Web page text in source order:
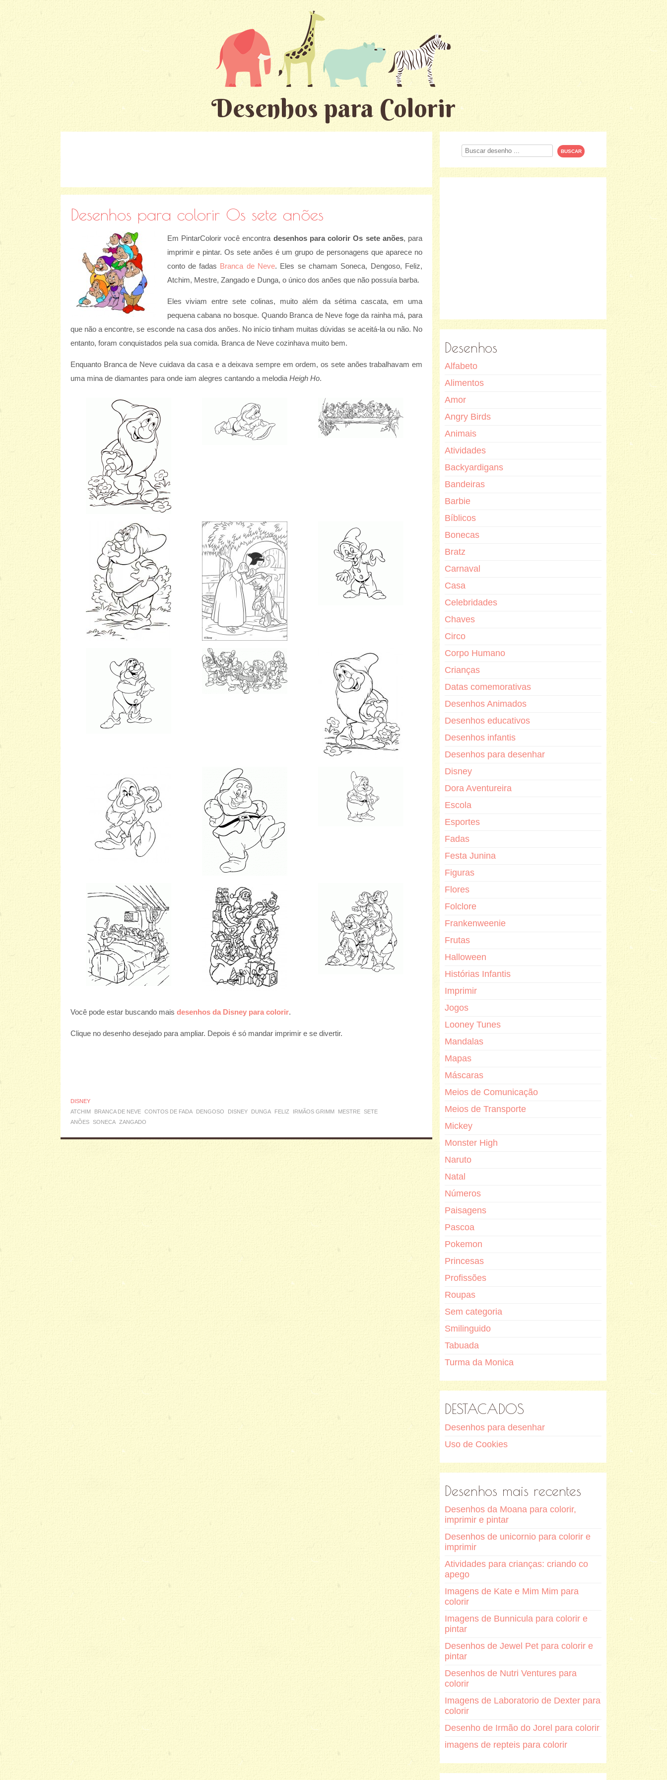
Desenhos para Colorir
Desenhos para colorir Os sete anões
Em PintarColorir você encontra desenhos para colorir Os sete anões, para
imprimir e pintar. Os sete anões é um grupo de personagens que aparece no
conto de fadas Branca de Neve. Eles se chamam Soneca, Dengoso, Feliz,
Atchim, Mestre, Zangado e Dunga, o único dos anões que não possuía barba.
Eles viviam entre sete colinas, muito além da sétima cascata, em uma
pequena cabana no bosque. Quando Branca de Neve foge da rainha má, para
que não a encontre, se esconde na casa dos anões. No início tinham muitas dúvidas se aceitá-la ou não. No
entanto, foram conquistados pela sua comida. Branca de Neve cozinhava muito bem.
Enquanto Branca de Neve cuidava da casa e a deixava sempre em ordem, os sete anões trabalhavam em
uma mina de diamantes para onde iam alegres cantando a melodia Heigh Ho.
Você pode estar buscando mais desenhos da Disney para colorir.
Clique no desenho desejado para ampliar. Depois é só mandar imprimir e se divertir.
DISNEY
ATCHIM
BRANCA DE NEVE CONTOS DE FADA DENGOSO DISNEY DUNGA FELIZ IRMÃOS GRIMM MESTRE SETE
ANÕES SONECA ZANGADO
Procurar
Desenhos
Alfabeto
Alimentos
Amor
Angry Birds
Animais
Atividades
Backyardigans
Bandeiras
Barbie
Bíblicos
Bonecas
Bratz
Carnaval
Casa
Celebridades
Chaves
Circo
Corpo Humano
Crianças
Datas comemorativas
Desenhos Animados
Desenhos educativos
Desenhos infantis
Desenhos para desenhar
Disney
Dora Aventureira
Escola
Esportes
Fadas
Festa Junina
Figuras
Flores
Folclore
Frankenweenie
Frutas
Halloween
Histórias Infantis
Imprimir
Jogos
Looney Tunes
Mandalas
Mapas
Máscaras
Meios de Comunicação
Meios de Transporte
Mickey
Monster High
Naruto
Natal
Números
Paisagens
Pascoa
Pokemon
Princesas
Profissões
Roupas
Sem categoria
Smilinguido
Tabuada
Turma da Monica
DESTACADOS
Desenhos para desenhar
Uso de Cookies
Desenhos mais recentes
Desenhos da Moana para colorir,
imprimir e pintar
Desenhos de unicornio para colorir e
imprimir
Atividades para crianças: criando co
apego
Imagens de Kate e Mim Mim para
colorir
Imagens de Bunnicula para colorir e
pintar
Desenhos de Jewel Pet para colorir e
pintar
Desenhos de Nutri Ventures para
colorir
Imagens de Laboratorio de Dexter para
colorir
Desenho de Irmão do Jorel para colorir
imagens de repteis para colorir